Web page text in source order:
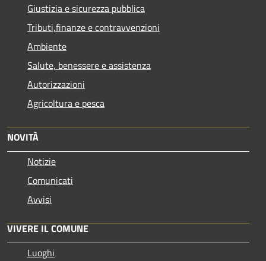
Giustizia e sicurezza pubblica
Tributi,finanze e contravvenzioni
Ambiente
Salute, benessere e assistenza
Autorizzazioni
Agricoltura e pesca
NOVITÀ
Notizie
Comunicati
Avvisi
VIVERE IL COMUNE
Luoghi